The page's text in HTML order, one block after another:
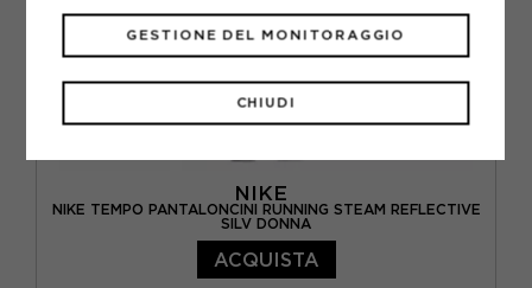
NIKE
NIKE TEMPO PANTALONCINI RUNNING STEAM REFLECTIVE
SILV DONNA
ACQUISTA
CHIUDI
GESTIONE DEL MONITORAGGIO